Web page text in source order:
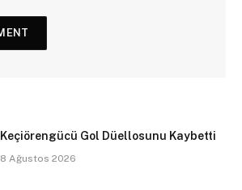
Keçiörengücü Gol Düellosunu Kaybetti
8 Ağustos 2026